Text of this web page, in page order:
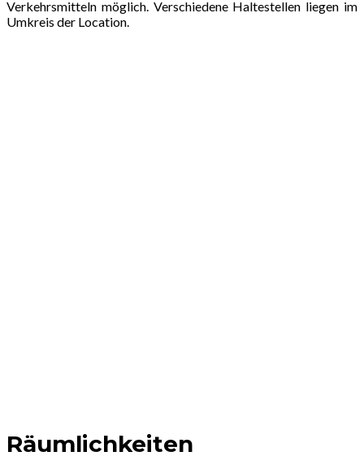
Verkehrsmitteln möglich. Verschiedene Haltestellen liegen im
Umkreis der Location.
Räumlichkeiten